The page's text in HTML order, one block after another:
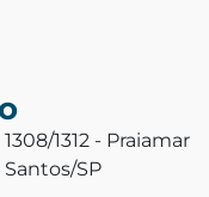
1312 - Praiamar
SP